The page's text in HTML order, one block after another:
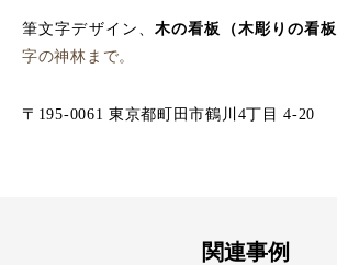
筆文字デザイン、木の看板（木彫りの看板
字の神林まで。
〒195-0061 東京都町田市鶴川4丁目 4-20
関連事例